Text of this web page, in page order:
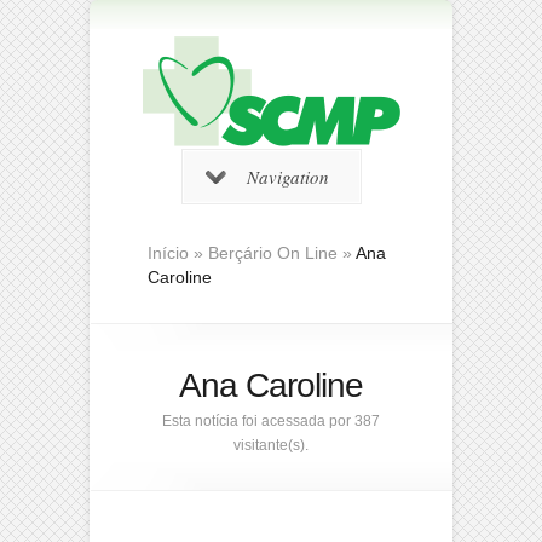
Navigation
Início » Berçário On Line » Ana
Caroline
Ana Caroline
Esta notícia foi acessada por 387
visitante(s).